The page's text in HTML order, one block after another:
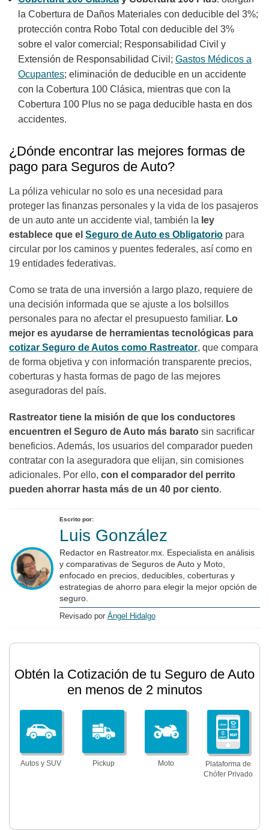
la Cobertura de Daños Materiales con deducible del 3%;
protección contra Robo Total con deducible del 3%
sobre el valor comercial; Responsabilidad Civil y
Extensión de Responsabilidad Civil; Gastos Médicos a
Ocupantes; eliminación de deducible en un accidente
con la Cobertura 100 Clásica, mientras que con la
Cobertura 100 Plus no se paga deducible hasta en dos
accidentes.
¿Dónde encontrar las mejores formas de
pago para Seguros de Auto?
La póliza vehicular no solo es una necesidad para
proteger las finanzas personales y la vida de los pasajeros
de un auto ante un accidente vial, también la ley
establece que el Seguro de Auto es Obligatorio para
circular por los caminos y puentes federales, así como en
19 entidades federativas.
Como se trata de una inversión a largo plazo, requiere de
una decisión informada que se ajuste a los bolsillos
personales para no afectar el presupuesto familiar. Lo
mejor es ayudarse de herramientas tecnológicas para
cotizar Seguro de Autos como Rastreator, que compara
de forma objetiva y con información transparente precios,
coberturas y hasta formas de pago de las mejores
aseguradoras del país.
Rastreator tiene la misión de que los conductores
encuentren el Seguro de Auto más barato sin sacrificar
beneficios. Además, los usuarios del comparador pueden
contratar con la aseguradora que elijan, sin comisiones
adicionales. Por ello, con el comparador del perrito
pueden ahorrar hasta más de un 40 por ciento.
Escrito por:
Luis González
Redactor en Rastreator.mx. Especialista en análisis
y comparativas de Seguros de Auto y Moto,
enfocado en precios, deducibles, coberturas y
estrategias de ahorro para elegir la mejor opción de
seguro.
Revisado por Ángel Hidalgo
Obtén la Cotización de tu Seguro de Auto
en menos de 2 minutos
Autos y SUV Pickup Moto
Plataforma de
Chófer Privado